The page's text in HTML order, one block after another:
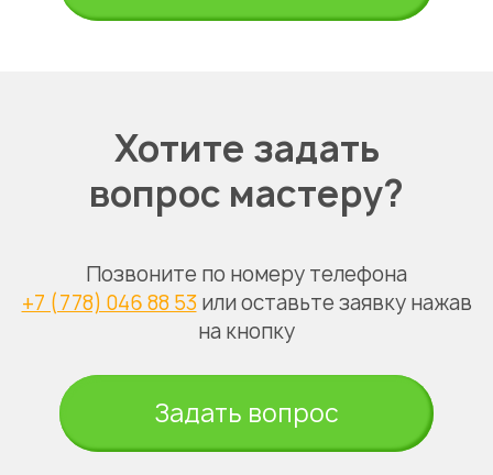
Хотите задать
вопрос мастеру?
Позвоните по номеру телефона
+7 (778) 046 88 53или оставьте заявку нажав
на кнопку
Задать вопрос